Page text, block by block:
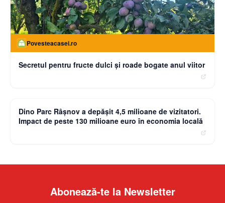
Povesteacasei.ro
Secretul pentru fructe dulci și roade bogate anul viitor
Dino Parc Râșnov a depășit 4,5 milioane de vizitatori.
Impact de peste 130 milioane euro în economia locală
Abonează-te la Newsletter